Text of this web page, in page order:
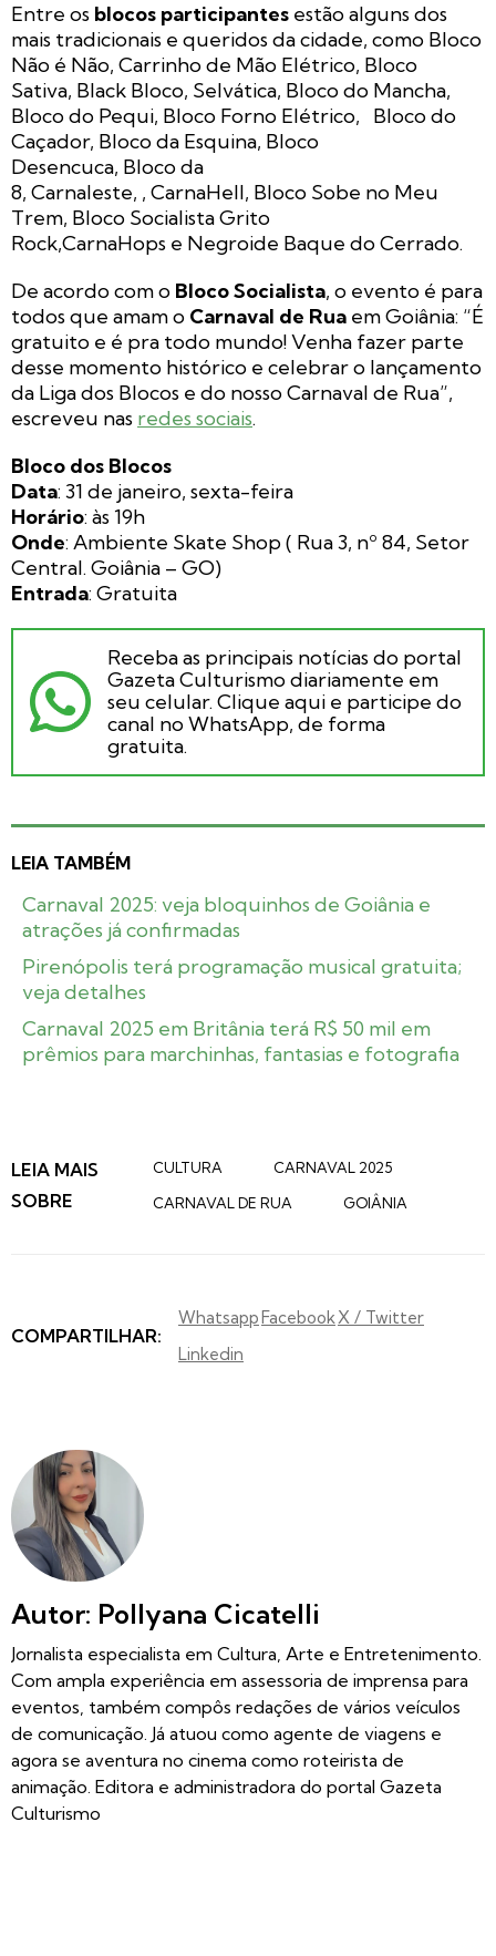
Entre os blocos participantes estão alguns dos
mais tradicionais e queridos da cidade, como Bloco
Não é Não, Carrinho de Mão Elétrico, Bloco
Sativa, Black Bloco, Selvática, Bloco do Mancha,
Bloco do Pequi, Bloco Forno Elétrico, Bloco do
Caçador, Bloco da Esquina, Bloco
Desencuca, Bloco da
8, Carnaleste, , CarnaHell, Bloco Sobe no Meu
Trem, Bloco Socialista Grito
Rock,CarnaHops e Negroide Baque do Cerrado.
De acordo com o Bloco Socialista, o evento é para
todos que amam o Carnaval de Rua em Goiânia: “É
gratuito e é pra todo mundo! Venha fazer parte
desse momento histórico e celebrar o lançamento
da Liga dos Blocos e do nosso Carnaval de Rua”,
escreveu nas redes sociais.
Bloco dos Blocos
Data: 31 de janeiro, sexta-feira
Horário: às 19h
Onde: Ambiente Skate Shop ( Rua 3, nº 84, Setor
Central. Goiânia – GO)
Entrada: Gratuita
Receba as principais notícias do portal
Gazeta Culturismo diariamente em
seu celular. Clique aqui e participe do
canal no WhatsApp, de forma
gratuita.
LEIA TAMBÉM
Carnaval 2025: veja bloquinhos de Goiânia e
atrações já confirmadas
Pirenópolis terá programação musical gratuita;
veja detalhes
Carnaval 2025 em Britânia terá R$ 50 mil em
prêmios para marchinhas, fantasias e fotografia
LEIA MAIS
SOBRE
CULTURA
CARNAVAL 2025
CARNAVAL DE RUA
GOIÂNIA
COMPARTILHAR:
WhatsappFacebook X / Twitter
Linkedin
Autor: Pollyana Cicatelli
Jornalista especialista em Cultura, Arte e Entretenimento.
Com ampla experiência em assessoria de imprensa para
eventos, também compôs redações de vários veículos
de comunicação. Já atuou como agente de viagens e
agora se aventura no cinema como roteirista de
animação. Editora e administradora do portal Gazeta
Culturismo